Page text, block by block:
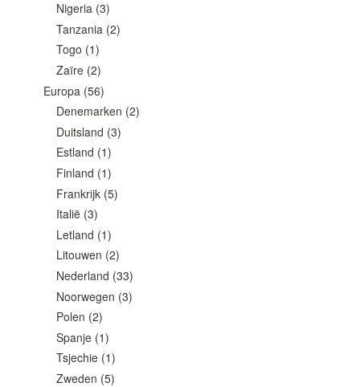
Nigeria (3)
Tanzania (2)
Togo (1)
Zaïre (2)
Europa (56)
Denemarken (2)
Duitsland (3)
Estland (1)
Finland (1)
Frankrijk (5)
Italië (3)
Letland (1)
Litouwen (2)
Nederland (33)
Noorwegen (3)
Polen (2)
Spanje (1)
Tsjechie (1)
Zweden (5)